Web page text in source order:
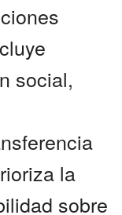
social,
la
sobre